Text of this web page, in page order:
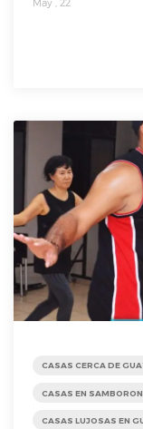
CASAS CERCA DE
CASAS EN
CASAS LUJOSAS EN